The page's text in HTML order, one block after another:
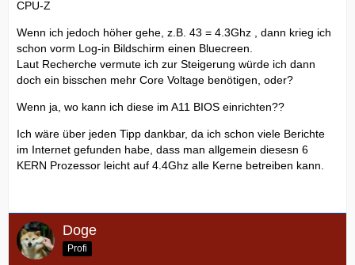
CPU-Z
Wenn ich jedoch höher gehe, z.B. 43 = 4.3Ghz , dann krieg ich
schon vorm Log-in Bildschirm einen Bluecreen.
Laut Recherche vermute ich zur Steigerung würde ich dann
doch ein bisschen mehr Core Voltage benötigen, oder?
Wenn ja, wo kann ich diese im A11 BIOS einrichten??
Ich wäre über jeden Tipp dankbar, da ich schon viele Berichte
im Internet gefunden habe, dass man allgemein diesesn 6
KERN Prozessor leicht auf 4.4Ghz alle Kerne betreiben kann.
Doge
Profi